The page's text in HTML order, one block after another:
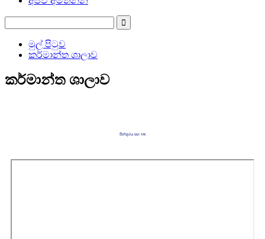
මුල් පිටුව
කර්මාන්ත ශාලාව
කර්මාන්ත ශාලාව
පින්තූරය සහ VR